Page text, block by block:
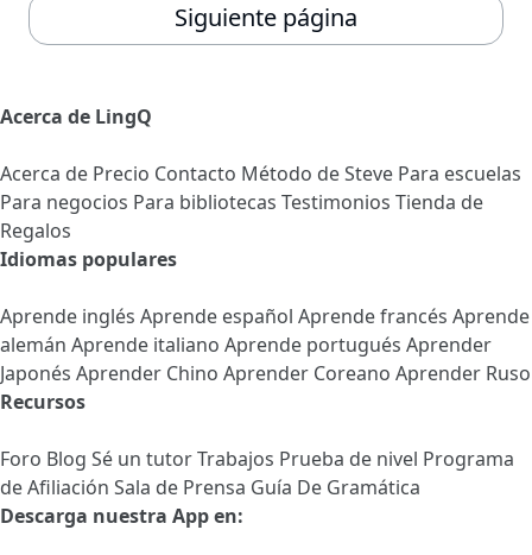
Siguiente página
Acerca de LingQ
Acerca de Precio Contacto Método de Steve Para escuelas
Para negocios Para bibliotecas Testimonios Tienda de
Regalos
Idiomas populares
Aprende inglés Aprende español Aprende francés Aprende
alemán Aprende italiano Aprende portugués Aprender
Japonés Aprender Chino Aprender Coreano Aprender Ruso
Recursos
Foro Blog Sé un tutorTrabajos Prueba de nivel Programa
de Afiliación Sala de Prensa Guía De Gramática
Descarga nuestra App en: